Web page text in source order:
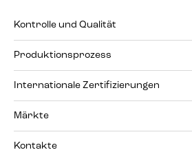
Kontrolle und Qualität
Produktionsprozess
Internationale Zertifizierungen
Märkte
Kontakte